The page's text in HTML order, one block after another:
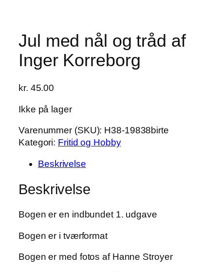
Jul med nål og tråd af
Inger Korreborg
kr. 45.00
Ikke på lager
Varenummer (SKU): H38-19838birte
Kategori: Fritid og Hobby
Beskrivelse
Beskrivelse
Bogen er en indbundet 1. udgave
Bogen er i tværformat
Bogen er med fotos af Hanne Stroyer